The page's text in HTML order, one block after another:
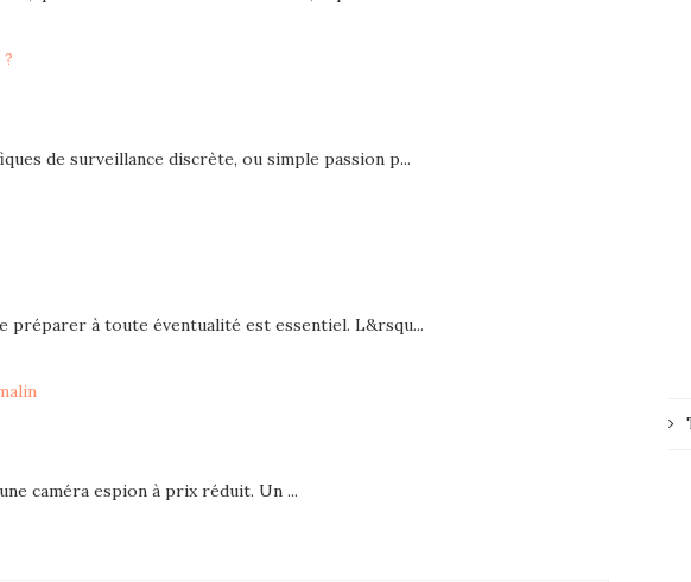
de surveillance discrète, ou simple passion p...
préparer à toute éventualité est essentiel. L&rsqu...
caméra espion à prix réduit. Un ...